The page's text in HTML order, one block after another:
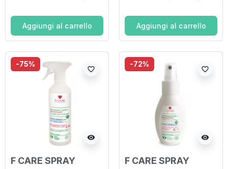
Aggiungi al carrello Aggiungi al carrello
-75%
visibility
favorite_border
F CARE SPRAY
-72%
visibility
favorite_border
F CARE SPRAY